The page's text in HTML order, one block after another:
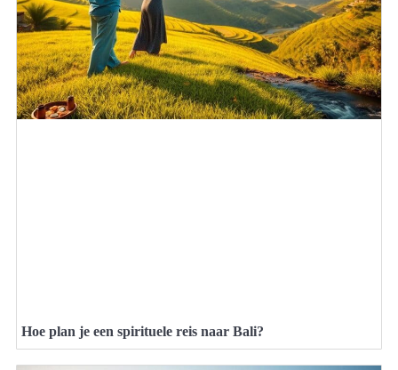
Hoe plan je een spirituele reis naar Bali?